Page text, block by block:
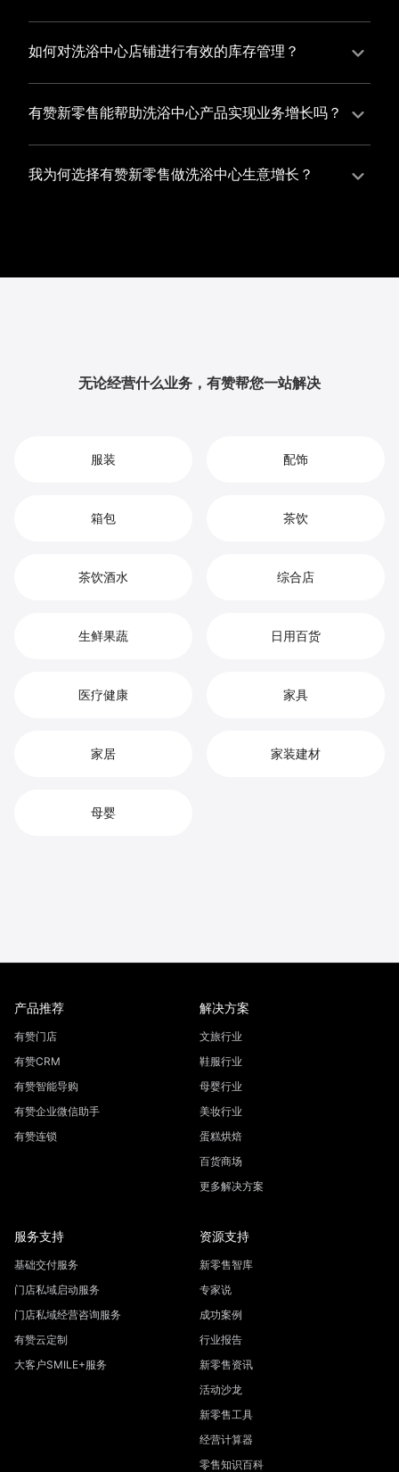
以帮助您增加客流量，赢得客户的青睐
有赞新零售一站式解决方案，包括有赞微商城、有赞私
域运营以及有赞小程序商城，将助您轻松打通线上线下
让您的业务蓬勃发展，收获更多满意客户。
如何对洗浴中心店铺进行有效的库存管理？
您可以使用有赞的门店管理系统，它可以帮助您实现门
店数据的集中管理，包括订单管理、员工管理、库存管
有赞新零售能帮助洗浴中心产品实现业务增长吗？
有赞新零售作为业内领先的一站式解决方案，整合线上
线下渠道、提供多样化店铺搭建、会员营销和大数据分
我为何选择有赞新零售做洗浴中心生意增长？
无论经营什么业务，有赞帮您一站解决
服装 配饰
箱包 茶饮
茶饮酒水 综合店
生鲜果蔬 日用百货
医疗健康 家具
家居 家装建材
母婴
产品推荐
有赞门店
有赞CRM
有赞智能导购
有赞企业微信助手
有赞连锁
解决方案
文旅行业
鞋服行业
母婴行业
美妆行业
蛋糕烘焙
百货商场
更多解决方案
服务支持
基础交付服务
门店私域启动服务
门店私域经营咨询服务
有赞云定制
大客户SMILE+服务
资源支持
新零售智库
专家说
成功案例
行业报告
新零售资讯
活动沙龙
新零售工具
经营计算器
零售知识百科